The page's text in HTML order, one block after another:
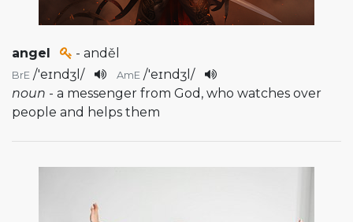
angel - anděl
BrE /'eɪndʒl / AmE /'eɪndʒl /
noun - a messenger from God, who watches over
people and helps them